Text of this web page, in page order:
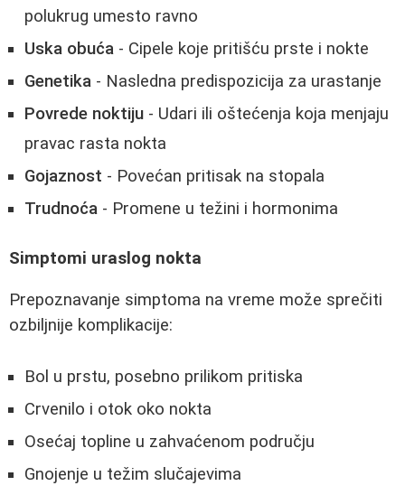
polukrug umesto ravno
Uska obuća - Cipele koje pritišću prste i nokte
Genetika - Nasledna predispozicija za urastanje
Povrede noktiju - Udari ili oštećenja koja menjaju
pravac rasta nokta
Gojaznost - Povećan pritisak na stopala
Trudnoća - Promene u težini i hormonima
Simptomi uraslog nokta
Prepoznavanje simptoma na vreme može sprečiti
ozbiljnije komplikacije:
Bol u prstu, posebno prilikom pritiska
Crvenilo i otok oko nokta
Osećaj topline u zahvaćenom području
Gnojenje u težim slučajevima